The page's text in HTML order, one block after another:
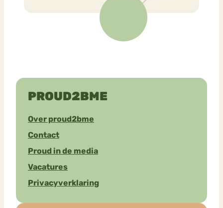
PROUD2BME
Over proud2bme
Contact
Proud in de media
Vacatures
Privacyverklaring